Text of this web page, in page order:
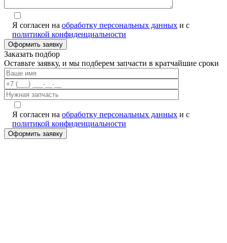
Я согласен на обработку персональных данных и с
политикой конфиденциальности
Заказать подбор
Оставьте заявку, и мы подберем запчасти в кратчайшие сроки
Я согласен на обработку персональных данных и с
политикой конфиденциальности